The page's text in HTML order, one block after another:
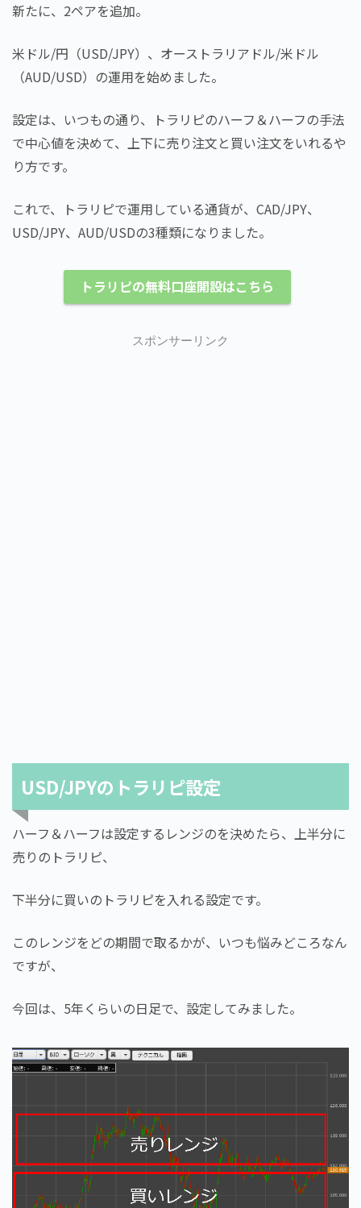
新たに、2ペアを追加。
米ドル/円（USD/JPY）、オーストラリアドル/米ドル
（AUD/USD）の運用を始めました。
設定は、いつもの通り、トラリピのハーフ＆ハーフの手法
で中心値を決めて、上下に売り注文と買い注文をいれるや
り方です。
これで、トラリピで運用している通貨が、CAD/JPY、
USD/JPY、AUD/USDの3種類になりました。
トラリピの無料口座開設はこちら
スポンサーリンク
USD/JPYのトラリピ設定
ハーフ＆ハーフは設定するレンジのを決めたら、上半分に
売りのトラリピ、
下半分に買いのトラリピを入れる設定です。
このレンジをどの期間で取るかが、いつも悩みどころなん
ですが、
今回は、5年くらいの日足で、設定してみました。